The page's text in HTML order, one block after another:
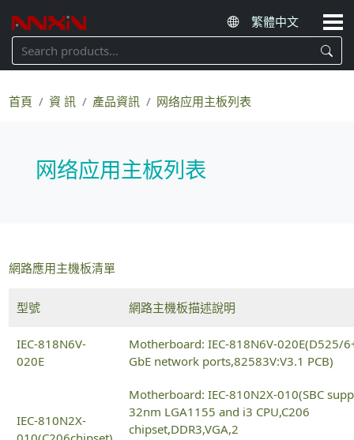
首頁 資 訊 產品資訊 网络应用主板列表
网络应用主板列表
網路應用主機板清單
型號 網路主機板描述說明
IEC-818N6V-
020E
Motherboard: IEC-818N6V-020E(D525/
GbE network ports,82583V:V3.1 PCB)
IEC-810N2X-
Motherboard: IEC-810N2X-010(SBC
32nm LGA1155 and i3 CPU,C206
chipset,DDR3,VGA,2